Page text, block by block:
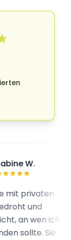
ich
Sie